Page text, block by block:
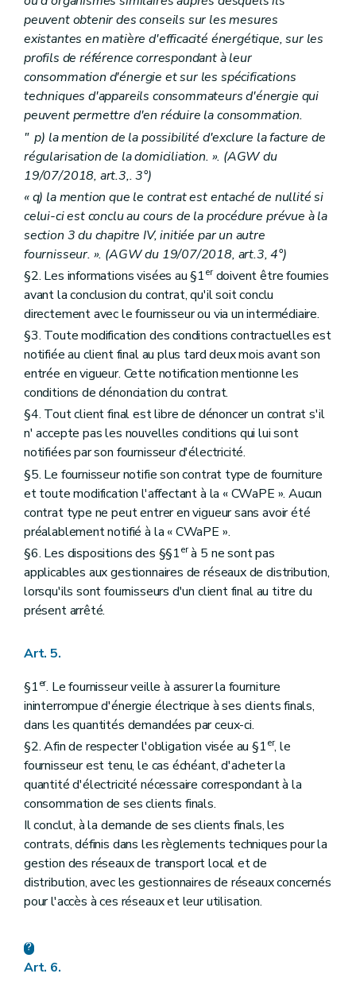
peuvent obtenir des conseils sur les mesures
existantes en matière d'efficacité énergétique, sur les
profils de référence correspondant à leur
consommation d'énergie et sur les spécifications
techniques d'appareils consommateurs d'énergie qui
peuvent permettre d'en réduire la consommation.
" p) la mention de la possibilité d'exclure la facture de
régularisation de la domiciliation. ». (AGW du
19/07/2018, art.3,. 3°)
« q) la mention que le contrat est entaché de nullité si
celui-ci est conclu au cours de la procédure prévue à la
section 3 du chapitre IV, initiée par un autre
fournisseur. ». (AGW du 19/07/2018, art.3, 4°)
§2. Les informations visées au §1erdoivent être fournies
avant la conclusion du contrat, qu'il soit conclu
directement avec le fournisseur ou via un intermédiaire.
§3. Toute modification des conditions contractuelles est
notifiée au client final au plus tard deux mois avant son
entrée en vigueur. Cette notification mentionne les
conditions de dénonciation du contrat.
§4. Tout client final est libre de dénoncer un contrat s'il
n' accepte pas les nouvelles conditions qui lui sont
notifiées par son fournisseur d'électricité.
§5. Le fournisseur notifie son contrat type de fourniture
et toute modification l'affectant à la « CWaPE ». Aucun
contrat type ne peut entrer en vigueur sans avoir été
préalablement notifié à la « CWaPE ».
§6. Les dispositions des §§1erà 5 ne sont pas
applicables aux gestionnaires de réseaux de distribution,
lorsqu'ils sont fournisseurs d'un client final au titre du
présent arrêté.
Art. 5.
§1er. Le fournisseur veille à assurer la fourniture
ininterrompue d'énergie électrique à ses clients finals,
dans les quantités demandées par ceux-ci.
§2. Afin de respecter l'obligation visée au §1er, le
fournisseur est tenu, le cas échéant, d'acheter la
quantité d'électricité nécessaire correspondant à la
consommation de ses clients finals.
Il conclut, à la demande de ses clients finals, les
contrats, définis dans les règlements techniques pour la
gestion des réseaux de transport local et de
distribution, avec les gestionnaires de réseaux concernés
pour l'accès à ces réseaux et leur utilisation.
Art. 6.